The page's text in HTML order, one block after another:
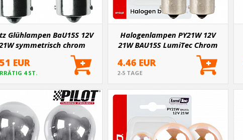
Glühlampen BaU15S 12V
symmetrisch chrom
EUR
4 ST.
Halogenlampen PY21W 12V
21W BAU15S LumiTec Chrom
4.46 EUR
2-5 TAGE